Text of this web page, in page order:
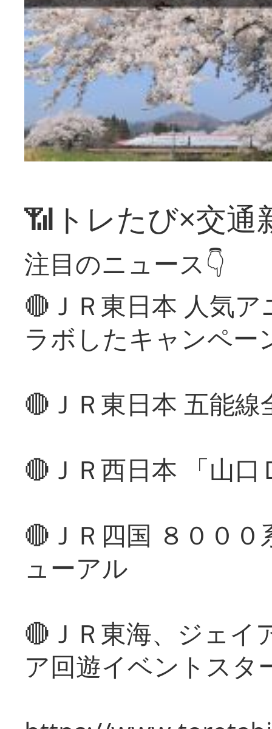
📶トレたび×交通
注目のニュース👇
🔴ＪＲ東日本 人気
ラボしたキャンペー
🔴ＪＲ東日本 五能
🔴ＪＲ西日本 「山
🔴ＪＲ四国 ８００
ューアル
🔴ＪＲ東海、ジェイ
ア回遊イベントスタ